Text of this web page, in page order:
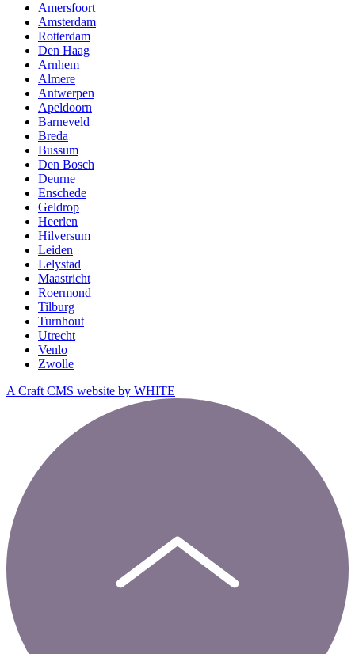
Amersfoort
Amsterdam
Rotterdam
Den Haag
Arnhem
Almere
Antwerpen
Apeldoorn
Barneveld
Breda
Bussum
Den Bosch
Deurne
Enschede
Geldrop
Heerlen
Hilversum
Leiden
Lelystad
Maastricht
Roermond
Tilburg
Turnhout
Utrecht
Venlo
Zwolle
A Craft CMS website by WHITE